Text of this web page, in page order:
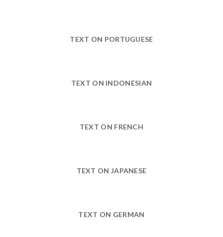
TEXT ON PORTUGUESE
TEXT ON INDONESIAN
TEXT ON FRENCH
TEXT ON JAPANESE
TEXT ON GERMAN